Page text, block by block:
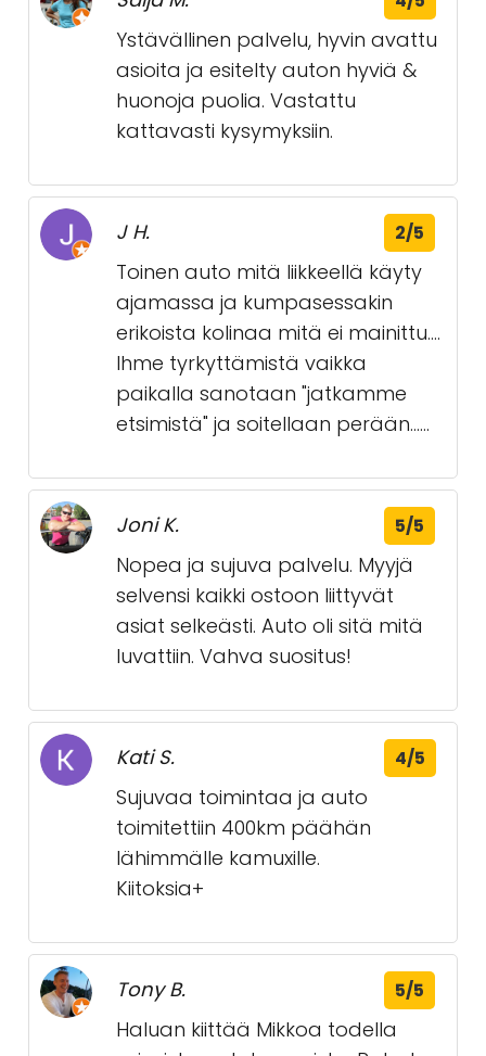
Ystävällinen palvelu, hyvin avattu
asioita ja esitelty auton hyviä &
huonoja puolia. Vastattu
kattavasti kysymyksiin.
J H. 2/5
Toinen auto mitä liikkeellä käyty
ajamassa ja kumpasessakin
erikoista kolinaa mitä ei mainittu....
Ihme tyrkyttämistä vaikka
paikalla sanotaan "jatkamme
etsimistä" ja soitellaan perään......
Joni K. 5/5
Nopea ja sujuva palvelu. Myyjä
selvensi kaikki ostoon liittyvät
asiat selkeästi. Auto oli sitä mitä
luvattiin. Vahva suositus!
Kati S. 4/5
Sujuvaa toimintaa ja auto
toimitettiin 400km päähän
lähimmälle kamuxille.
Kiitoksia+
Tony B. 5/5
Haluan kiittää Mikkoa todella